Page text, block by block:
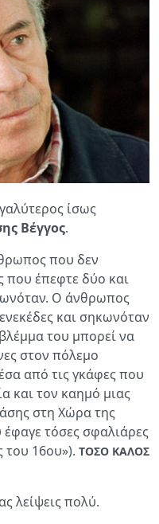
ίσως
Βέγγος.
που δεν
έπεφτε δύο και
Ο άνθρωπος
και σηκωνόταν
του μπορεί να
στον πόλεμο
από τις γκάφες που
και τον καημό μιας
στη Χώρα της
τόσες σφαλιάρες
του 16ου»). ΤΟΣΟ ΚΑΛΟΣ
λείψεις πολύ.